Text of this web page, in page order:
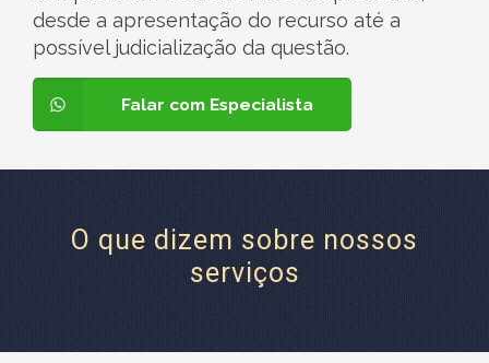
desde a apresentação do recurso até a
possível judicialização da questão.
Falar com Especialista
O que dizem sobre nossos
serviços